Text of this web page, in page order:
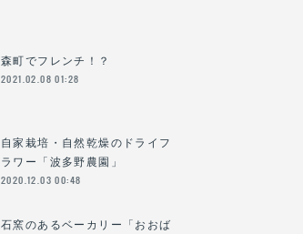
森町でフレンチ！？
2021.02.08 01:28
自家栽培・自然乾燥のドライフ
ラワー「波多野農園」
2020.12.03 00:48
石窯のあるベーカリー「おおば